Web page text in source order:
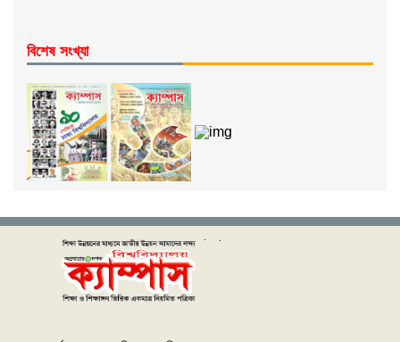
বিশেষ সংখ্যা